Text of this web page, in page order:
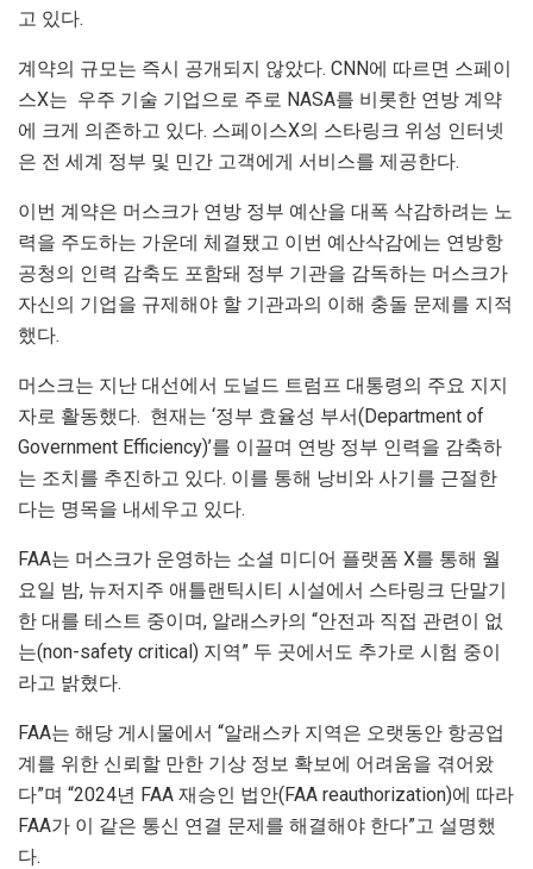
고 있다.
계약의 규모는 즉시 공개되지 않았다. CNN에 따르면 스페이
스X는 우주 기술 기업으로 주로 NASA를 비롯한 연방 계약
에 크게 의존하고 있다. 스페이스X의 스타링크 위성 인터넷
은 전 세계 정부 및 민간 고객에게 서비스를 제공한다.
이번 계약은 머스크가 연방 정부 예산을 대폭 삭감하려는 노
력을 주도하는 가운데 체결됐고 이번 예산삭감에는 연방항
공청의 인력 감축도 포함돼 정부 기관을 감독하는 머스크가
자신의 기업을 규제해야 할 기관과의 이해 충돌 문제를 지적
했다.
머스크는 지난 대선에서 도널드 트럼프 대통령의 주요 지지
자로 활동했다. 현재는 ‘정부 효율성 부서(Department of
Government Efficiency)’를 이끌며 연방 정부 인력을 감축하
는 조치를 추진하고 있다. 이를 통해 낭비와 사기를 근절한
다는 명목을 내세우고 있다.
FAA는 머스크가 운영하는 소셜 미디어 플랫폼 X를 통해 월
요일 밤, 뉴저지주 애틀랜틱시티 시설에서 스타링크 단말기
한 대를 테스트 중이며, 알래스카의 “안전과 직접 관련이 없
는(non-safety critical) 지역” 두 곳에서도 추가로 시험 중이
라고 밝혔다.
FAA는 해당 게시물에서 “알래스카 지역은 오랫동안 항공업
계를 위한 신뢰할 만한 기상 정보 확보에 어려움을 겪어왔
다”며 “2024년 FAA 재승인 법안(FAA reauthorization)에 따라
FAA가 이 같은 통신 연결 문제를 해결해야 한다”고 설명했
다.